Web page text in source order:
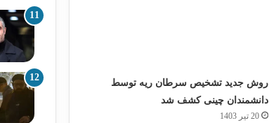
روش جدید تشخیص سرطان ریه توسط
دانشمندان چینی کشف شد
20 تیر 1403